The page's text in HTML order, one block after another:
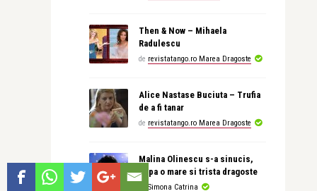
Then & Now – Mihaela
Radulescu
de revistatango.ro Marea Dragoste
Alice Nastase Buciuta – Trufia
de a fi tanar
de revistatango.ro Marea Dragoste
Malina Olinescu s-a sinucis,
dupa o mare si trista dragoste
Simona Catrina